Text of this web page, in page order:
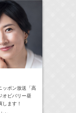
ッポン放送「高
オビバリー昼
します！